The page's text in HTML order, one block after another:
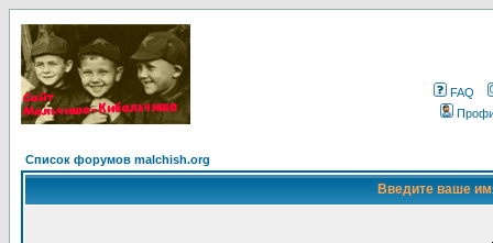
FAQ
Список форумов malchish.org
Введите ваше